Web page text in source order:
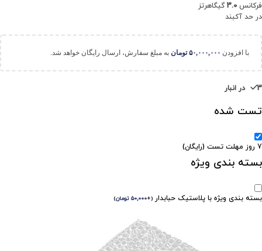
فرکانس 3.0گیگاهرتز
در حد آکبند
با افزودن ۵۰,۰۰۰,۰۰۰ تومان به مبلغ سفارش، ارسال رایگان خواهد شد.
3 در انبار
تست شده
7 روز مهلت تست (رایگان)
بسته بندی ویژه
بسته بندی ویژه با پلاستیک حبابدار (
+۵۰,۰۰۰ تومان)